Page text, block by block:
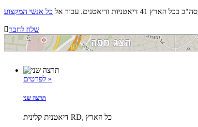
סה"כ בכל הארץ 41 דיאטניות ודיאטנים. עבור אל
שלח לחבר
לפרטים »
תרצה שני
דיאטנית קלינית RD, כל הארץ